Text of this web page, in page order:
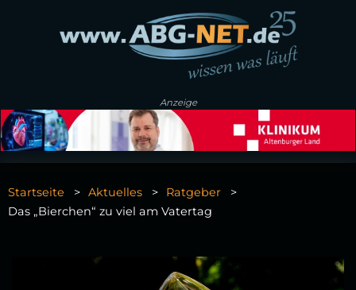
Anzeige
Startseite Aktuelles
Ratgeber
Das „Bierchen“ zu viel am Vatertag